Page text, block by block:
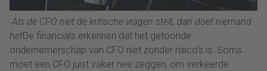
Als de CFO niet de kritische vragen stelt, dan doet niemand
hetDe financials erkennen dat het getoonde
ondernemerschap van CFO niet zonder risico’s is. Soms
moet een CFO juist vaker nee zeggen, om verkeerde